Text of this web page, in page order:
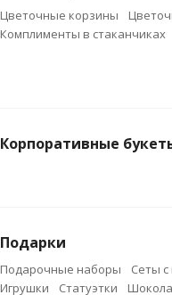
Цветочные корзины
Комплименты в стаканчиках
Корпоративные
Подарки
Подарочные наборы Сеты
Игрушки
Статуэтки